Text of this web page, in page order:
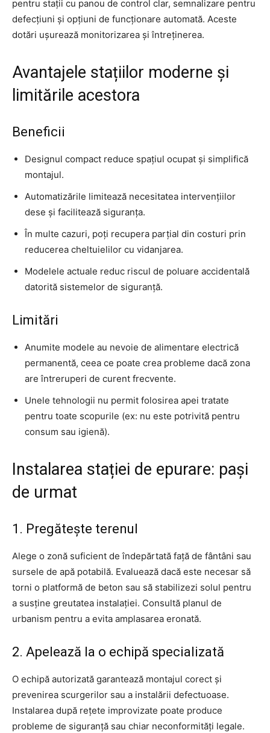
pentru stații cu panou de control clar, semnalizare pentru
defecțiuni și opțiuni de funcționare automată. Aceste
dotări ușurează monitorizarea și întreținerea.
Avantajele stațiilor moderne și
limitările acestora
Beneficii
Designul compact reduce spațiul ocupat și simplifică
montajul.
Automatizările limitează necesitatea intervențiilor
dese și facilitează siguranța.
În multe cazuri, poți recupera parțial din costuri prin
reducerea cheltuielilor cu vidanjarea.
Modelele actuale reduc riscul de poluare accidentală
datorită sistemelor de siguranță.
Limitări
Anumite modele au nevoie de alimentare electrică
permanentă, ceea ce poate crea probleme dacă zona
are întreruperi de curent frecvente.
Unele tehnologii nu permit folosirea apei tratate
pentru toate scopurile (ex: nu este potrivită pentru
consum sau igienă).
Instalarea stației de epurare: pași
de urmat
1. Pregătește terenul
Alege o zonă suficient de îndepărtată față de fântâni sau
sursele de apă potabilă. Evaluează dacă este necesar să
torni o platformă de beton sau să stabilizezi solul pentru
a susține greutatea instalației. Consultă planul de
urbanism pentru a evita amplasarea eronată.
2. Apelează la o echipă specializată
O echipă autorizată garantează montajul corect și
prevenirea scurgerilor sau a instalării defectuoase.
Instalarea după rețete improvizate poate produce
probleme de siguranță sau chiar neconformități legale.